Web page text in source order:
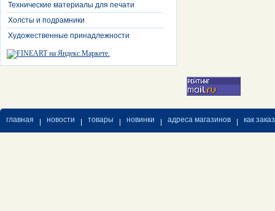
Технические материалы для печати
Холсты и подрамники
Художественные принадлежности
главная новости товары новинки адреса магазинов как